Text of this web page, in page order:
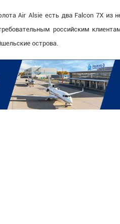
Air Alsie есть два Falcon 7X из
российским
острова.